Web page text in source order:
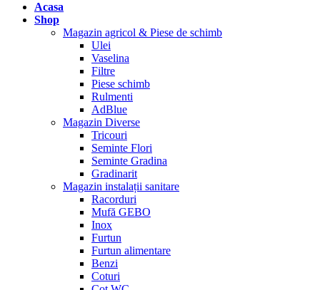
Acasa
Shop
Magazin agricol & Piese de schimb
Ulei
Vaselina
Filtre
Piese schimb
Rulmenti
AdBlue
Magazin Diverse
Tricouri
Seminte Flori
Seminte Gradina
Gradinarit
Magazin instalații sanitare
Racorduri
Mufă GEBO
Inox
Furtun
Furtun alimentare
Benzi
Coturi